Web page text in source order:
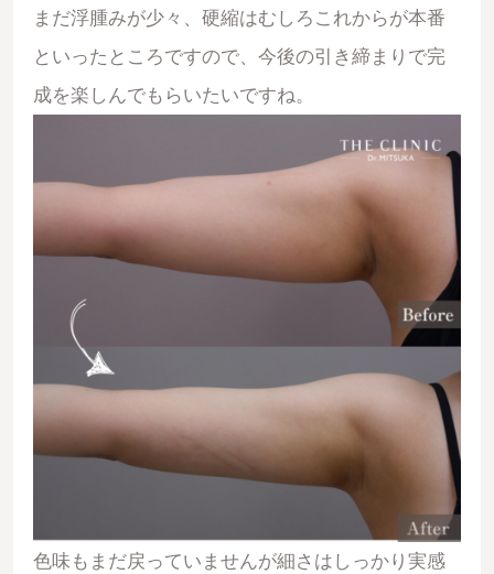
まだ浮腫みが少々、硬縮はむしろこれからが本番
といったところですので、今後の引き締まりで完
成を楽しんでもらいたいですね。
色味もまだ戻っていませんが細さはしっかり実感